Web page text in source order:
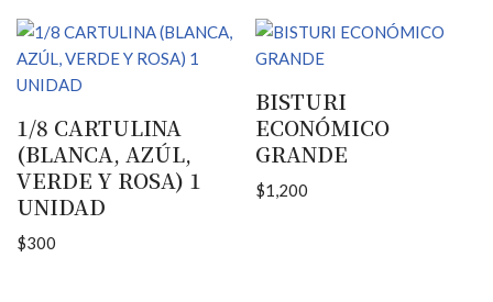
1/8 CARTULINA
(BLANCA, AZÚL,
VERDE Y ROSA) 1
UNIDAD
$300
BISTURI
ECONÓMICO
GRANDE
$1,200